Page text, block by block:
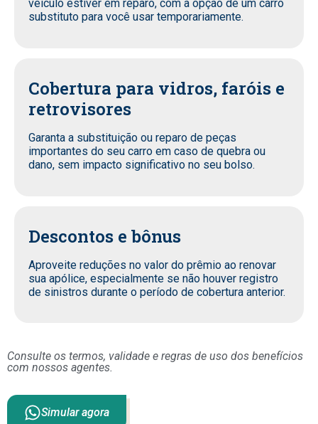
veículo estiver em reparo, com a opção de um carro
substituto para você usar temporariamente.
Cobertura para vidros, faróis e
retrovisores
Garanta a substituição ou reparo de peças
importantes do seu carro em caso de quebra ou
dano, sem impacto significativo no seu bolso.
Descontos e bônus
Aproveite reduções no valor do prêmio ao renovar
sua apólice, especialmente se não houver registro
de sinistros durante o período de cobertura anterior.
Consulte os termos, validade e regras de uso dos benefícios
com nossos agentes.
Simular agora